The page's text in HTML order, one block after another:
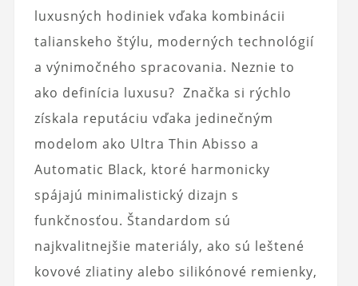
luxusných hodiniek vďaka kombinácii
talianskeho štýlu, moderných technológií
a výnimočného spracovania. Neznie to
ako definícia luxusu? Značka si rýchlo
získala reputáciu vďaka jedinečným
modelom ako Ultra Thin Abisso a
Automatic Black, ktoré harmonicky
spájajú minimalistický dizajn s
funkčnosťou. Štandardom sú
najkvalitnejšie materiály, ako sú leštené
kovové zliatiny alebo silikónové remienky,